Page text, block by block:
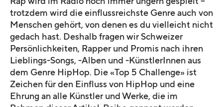
trotzdem wird die einflussreichste Genre auch von
Menschen gehört, von denen es du vielleicht nicht
gedach hast. Deshalb fragen wir Schweizer
Persönlichkeiten, Rapper und Promis nach ihren
Lieblings-Songs, -Alben und -KünstlerInnen aus
dem Genre HipHop. Die «Top 5 Challenge» ist
Zeichen für den Einfluss von HipHop und eine
Ehrung an alle Künstler und Werke, die im